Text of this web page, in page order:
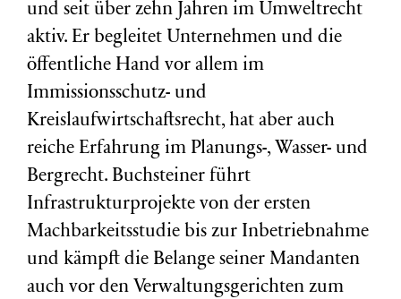
und seit über zehn Jahren im Umweltrecht
aktiv. Er begleitet Unternehmen und die
öffentliche Hand vor allem im
Immissionsschutz- und
Kreislaufwirtschaftsrecht, hat aber auch
reiche Erfahrung im Planungs-, Wasser- und
Bergrecht. Buchsteiner führt
Infrastrukturprojekte von der ersten
Machbarkeitsstudie bis zur Inbetriebnahme
und kämpft die Belange seiner Mandanten
auch vor den Verwaltungsgerichten zum